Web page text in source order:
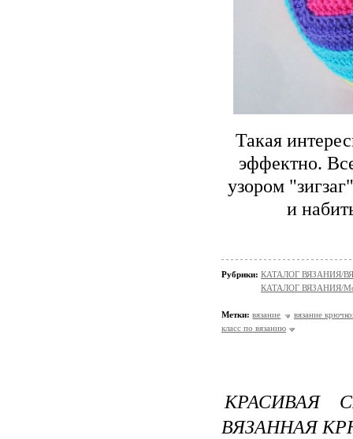
Такая
эффектно.
узором
и
Рубрики: КАТАЛОГ ВЯЗАНИЯ/
КАТАЛОГ ВЯЗАНИЯ/
Метки: вязание
вязание
класс по вязанию
КРАСИВАЯ
ВЯЗАННАЯ